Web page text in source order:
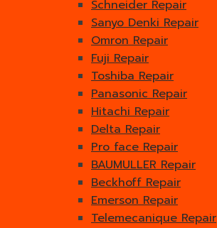
Schneider Repair
Sanyo Denki Repair
Omron Repair
Fuji Repair
Toshiba Repair
Panasonic Repair
Hitachi Repair
Delta Repair
Pro face Repair
BAUMULLER Repair
Beckhoff Repair
Emerson Repair
Telemecanique Repair